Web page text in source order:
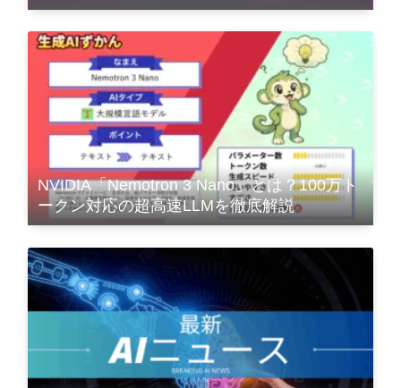
NVIDIA「Nemotron 3 Nano」とは？100万ト
ークン対応の超高速LLMを徹底解説